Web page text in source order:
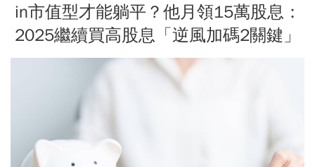
in市值型才能躺平？他月領15萬股息：
2025繼續買高股息「逆風加碼2關鍵」